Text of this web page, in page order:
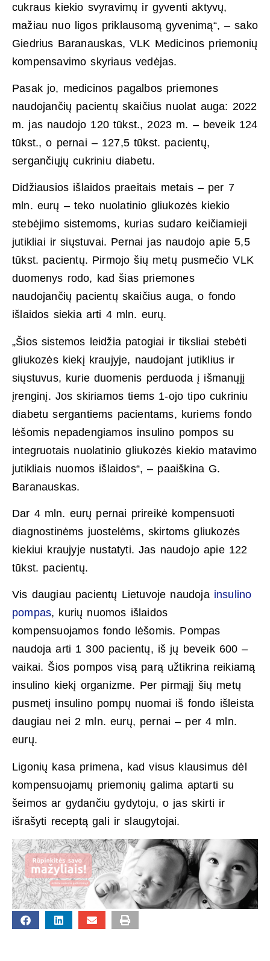
cukraus kiekio svyravimų ir gyventi aktyvų,
mažiau nuo ligos priklausomą gyvenimą“, – sako
Giedrius Baranauskas, VLK Medicinos priemonių
kompensavimo skyriaus vedėjas.
Pasak jo, medicinos pagalbos priemones
naudojančių pacientų skaičius nuolat auga: 2022
m. jas naudojo 120 tūkst., 2023 m. – beveik 124
tūkst., o pernai – 127,5 tūkst. pacientų,
sergančiųjų cukriniu diabetu.
Didžiausios išlaidos praeitais metais – per 7
mln. eurų – teko nuolatinio gliukozės kiekio
stebėjimo sistemoms, kurias sudaro keičiamieji
jutikliai ir siųstuvai. Pernai jas naudojo apie 5,5
tūkst. pacientų. Pirmojo šių metų pusmečio VLK
duomenys rodo, kad šias priemones
naudojančių pacientų skaičius auga, o fondo
išlaidos siekia arti 4 mln. eurų.
„Šios sistemos leidžia patogiai ir tiksliai stebėti
gliukozės kiekį kraujyje, naudojant jutiklius ir
siųstuvus, kurie duomenis perduoda į išmanųjį
įrenginį. Jos skiriamos tiems 1-ojo tipo cukriniu
diabetu sergantiems pacientams, kuriems fondo
lėšomis nepadengiamos insulino pompos su
integruotais nuolatinio gliukozės kiekio matavimo
jutikliais nuomos išlaidos“, – paaiškina G.
Baranauskas.
Dar 4 mln. eurų pernai prireikė kompensuoti
diagnostinėms juostelėms, skirtoms gliukozės
kiekiui kraujyje nustatyti. Jas naudojo apie 122
tūkst. pacientų.
Vis daugiau pacientų Lietuvoje naudoja insulino
pompas, kurių nuomos išlaidos
kompensuojamos fondo lėšomis. Pompas
naudoja arti 1 300 pacientų, iš jų beveik 600 –
vaikai. Šios pompos visą parą užtikrina reikiamą
insulino kiekį organizme. Per pirmąjį šių metų
pusmetį insulino pompų nuomai iš fondo išleista
daugiau nei 2 mln. eurų, pernai – per 4 mln.
eurų.
Ligonių kasa primena, kad visus klausimus dėl
kompensuojamų priemonių galima aptarti su
šeimos ar gydančiu gydytoju, o jas skirti ir
išrašyti receptą gali ir slaugytojai.